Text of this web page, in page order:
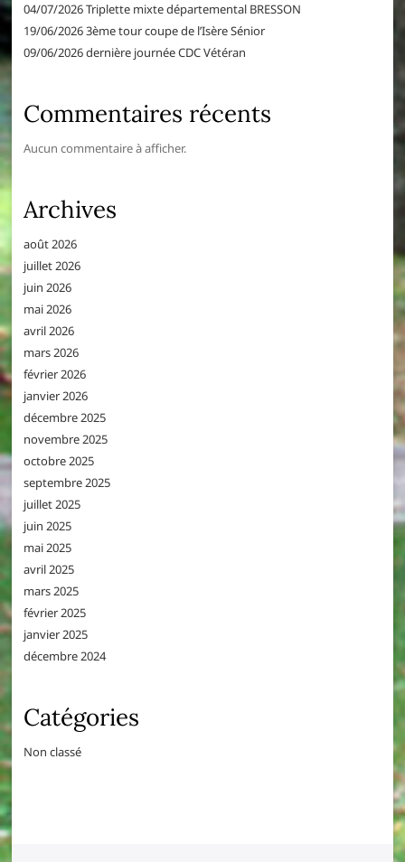
04/07/2026 Triplette mixte départemental BRESSON
19/06/2026 3ème tour coupe de l’Isère Sénior
09/06/2026 dernière journée CDC Vétéran
Commentaires récents
Aucun commentaire à afficher.
Archives
août 2026
juillet 2026
juin 2026
mai 2026
avril 2026
mars 2026
février 2026
janvier 2026
décembre 2025
novembre 2025
octobre 2025
septembre 2025
juillet 2025
juin 2025
mai 2025
avril 2025
mars 2025
février 2025
janvier 2025
décembre 2024
Catégories
Non classé